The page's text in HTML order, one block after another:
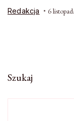
Redakcja 6
Szukaj